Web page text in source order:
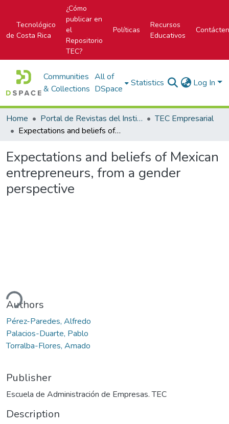
Tecnológico
de Costa Rica
¿Cómo
publicar en
el
Repositorio
TEC?
Políticas
Recursos
Educativos
Communities
& Collections
All of
DSpace
Statistics Log In
Home Portal de Revistas del Instituto Tecnológico de Costa Rica
TEC Empresarial
Expectations and beliefs of Mexican entrepreneurs, from a gender perspective
Expectations and beliefs of Mexican
entrepreneurs, from a gender
perspective
Authors
Pérez-Paredes, Alfredo
Palacios-Duarte, Pablo
Torralba-Flores, Amado
Publisher
Escuela de Administración de Empresas. TEC
Description